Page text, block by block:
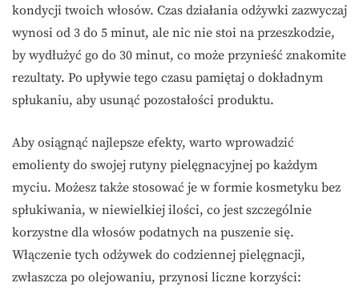
kondycji twoich włosów. Czas działania odżywki zazwyczaj
wynosi od 3 do 5 minut, ale nic nie stoi na przeszkodzie,
by wydłużyć go do 30 minut, co może przynieść znakomite
rezultaty. Po upływie tego czasu pamiętaj o dokładnym
spłukaniu, aby usunąć pozostałości produktu.
Aby osiągnąć najlepsze efekty, warto wprowadzić
emolienty do swojej rutyny pielęgnacyjnej po każdym
myciu. Możesz także stosować je w formie kosmetyku bez
spłukiwania, w niewielkiej ilości, co jest szczególnie
korzystne dla włosów podatnych na puszenie się.
Włączenie tych odżywek do codziennej pielęgnacji,
zwłaszcza po olejowaniu, przynosi liczne korzyści: